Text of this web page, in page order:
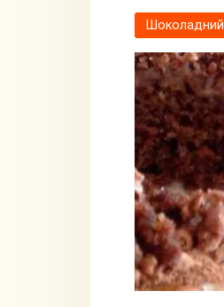
Шоколадний